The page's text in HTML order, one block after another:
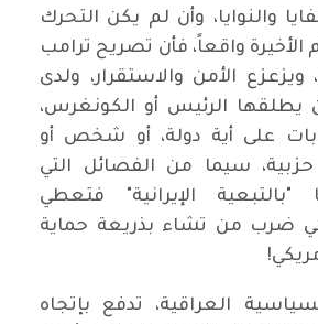
والنوايا، وأن لم يكن التحرك
الأخيرة واقعاً، فأن تصريح ترامب
ويزعزع الأمن والاستقرار، ولدى
يطلقها الرئيس أو الكونغرس،
على أية دولة، أو شخص أو
سيما من الفصائل التي
"بالتبعية الإيرانية" فتعطي
ضرب من تشاء بذريعة حماية
العراقية، تدفع بإتجاه